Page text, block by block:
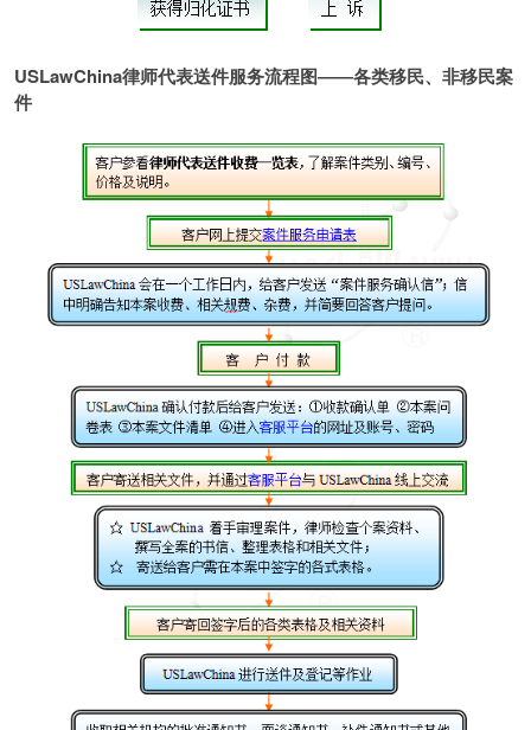
USLawChina律师代表送件服务流程图――各类移民、非移民案
件